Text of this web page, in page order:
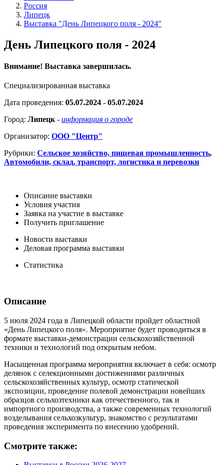
Россия
Липецк
Выставка "День Липецкого поля - 2024"
День Липецкого поля - 2024
Внимание! Выставка завершилась.
Специализированная выставка
Дата проведения: 05.07.2024 - 05.07.2024
Город: Липецк - информация о городе
Организатор: ООО "Центр"
Рубрики: Сельское хозяйство, пищевая промышленность,
Автомобили, склад, транспорт, логистика и перевозки
Описание выставки
Условия участия
Заявка на участие в выставке
Получить приглашение
Новости выставки
Деловая программа выставки
Статистика
Описание
5 июля 2024 года в Липецкой области пройдет областной
«День Липецкого поля». Мероприятие будет проводиться в
формате выставки-демонстрации сельскохозяйственной
техники и технологий под открытым небом.
Насыщенная программа мероприятия включает в себя: осмотр
делянок с селекционными достижениями различных
сельскохозяйственных культур, осмотр статической
экспозиции, проведение полевой демонстрации новейших
образцов сельхозтехники как отечественного, так и
импортного производства, а также современных технологий
возделывания сельхозкультур, знакомство с результатами
проведения эксперимента по внесению удобрений.
Смотрите также: